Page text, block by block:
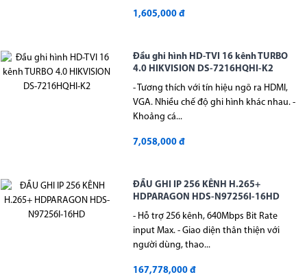
1,605,000 đ
Đầu ghi hình HD-TVI 16 kênh TURBO
4.0 HIKVISION DS-7216HQHI-K2
- Tương thích với tín hiệu ngõ ra HDMI,
VGA. Nhiều chế độ ghi hình khác nhau. -
Khoảng cá...
7,058,000 đ
ĐẦU GHI IP 256 KÊNH H.265+
HDPARAGON HDS-N97256I-16HD
- Hỗ trợ 256 kênh, 640Mbps Bit Rate
input Max. - Giao diện thân thiện với
người dùng, thao...
167,778,000 đ